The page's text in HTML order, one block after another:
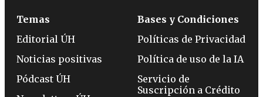
Temas
Editorial ÚH
Noticias positivas
Pódcast ÚH
Bases y Condiciones
Políticas de Privacidad
Política de uso de la IA
Servicio de
Suscripción a Crédito